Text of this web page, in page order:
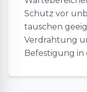
Schutz vor
tauschen
Verdrahtung
Befestigung in